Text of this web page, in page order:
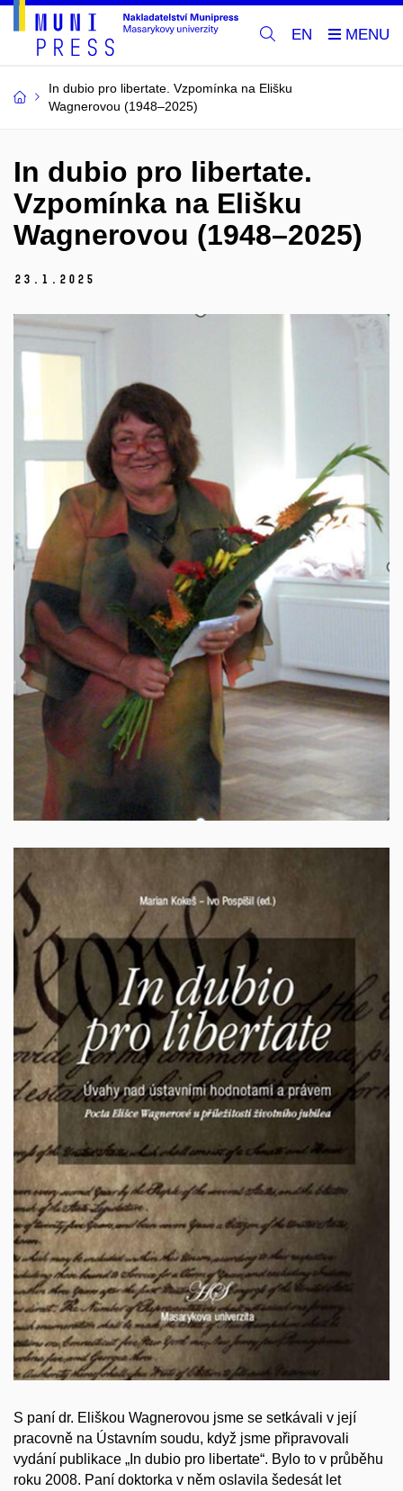
EN
In dubio pro libertate. Vzpomínka na Elišku
Wagnerovou (1948–2025)
In dubio pro libertate.
Vzpomínka na Elišku
Wagnerovou (1948–2025)
23. 1. 2025
S paní dr. Eliškou Wagnerovou jsme se setkávali v její
pracovně na Ústavním soudu, když jsme připravovali
vydání publikace „In dubio pro libertate“. Bylo to v průběhu
roku 2008. Paní doktorka v něm oslavila šedesát let